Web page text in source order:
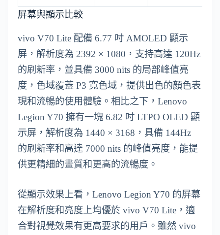
屏幕與顯示比較
vivo V70 Lite 配備 6.77 吋 AMOLED 顯示
屏，解析度為 2392 × 1080，支持高達 120Hz
的刷新率，並具備 3000 nits 的局部峰值亮
度，色域覆蓋 P3 寬色域，提供出色的顏色表
現和流暢的使用體驗。相比之下，Lenovo
Legion Y70 擁有一塊 6.82 吋 LTPO OLED 顯
示屏，解析度為 1440 × 3168，具備 144Hz
的刷新率和高達 7000 nits 的峰值亮度，能提
供更精細的畫質和更高的流暢度。
從顯示效果上看，Lenovo Legion Y70 的屏幕
在解析度和亮度上均優於 vivo V70 Lite，適
合對視覺效果有更高要求的用戶。雖然 vivo